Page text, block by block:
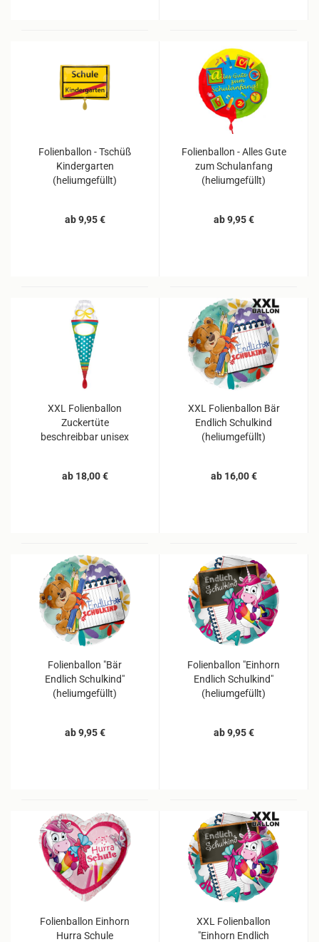
Folienballon - Tschüß
Kindergarten
(heliumgefüllt)
ab 9,95 €
Folienballon - Alles Gute
zum Schulanfang
(heliumgefüllt)
ab 9,95 €
XXL Folienballon
Zuckertüte
beschreibbar unisex
ab 18,00 €
XXL Folienballon Bär
Endlich Schulkind
(heliumgefüllt)
ab 16,00 €
Folienballon "Bär
Endlich Schulkind"
(heliumgefüllt)
ab 9,95 €
Folienballon "Einhorn
Endlich Schulkind"
(heliumgefüllt)
ab 9,95 €
Folienballon Einhorn
Hurra Schule
XXL Folienballon
"Einhorn Endlich